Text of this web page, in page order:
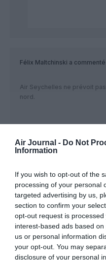
Air Journal - Do Not
Information
If you wish to opt-out of the
processing of your personal
targeted advertising by us,
section to confirm your
opt-out request is
interest-based ads based
us or personal information
your opt-out. You may
disclosure of your personal
Félix Maltchinski a commenté
Air Seychelles ne prévoit
nord.
pasifolle....a commenté :
Une façon très intelligente
02 nouveaux marchés
1/ de poser un pied (ou une
tenter de récupérer le
reliées à CDG…. Et il y en a
2/ de récupérer la clientèle
rendre en Europe sans
en Asie. Et il existe bien un
fichent de faire 02 escales,